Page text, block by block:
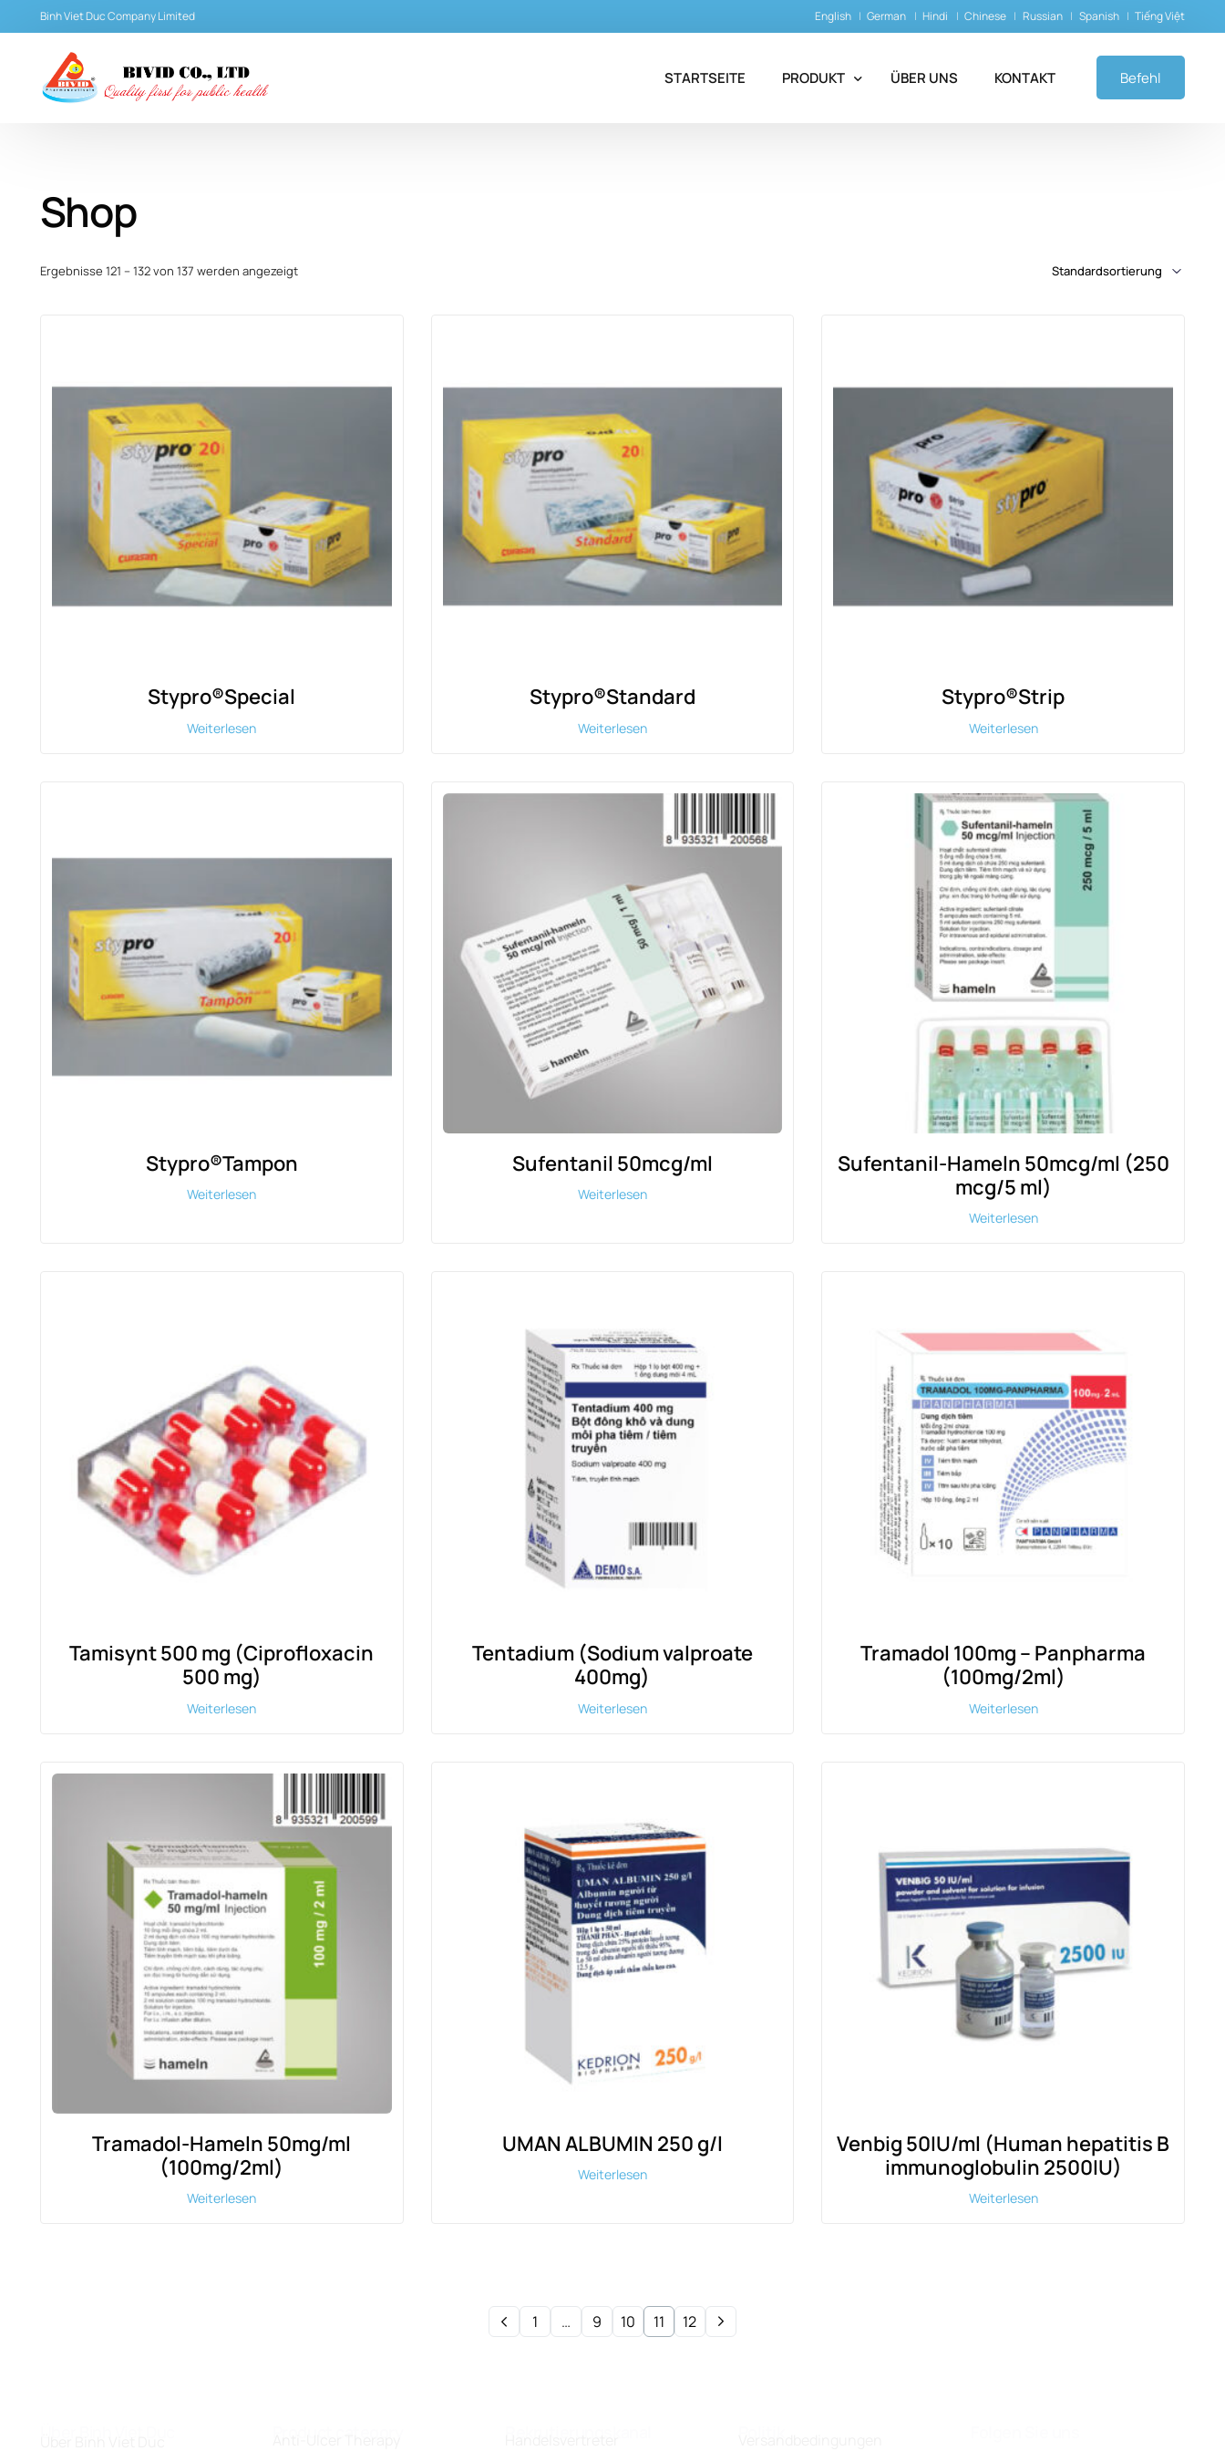
Binh Viet Duc Company Limited English German Hindi Chinese Russian Spanish Tiếng Việt
STARTSEITE PRODUKT ÜBER UNS KONTAKT Befehl
Shop
Ergebnisse 121 – 132 von 137 werden angezeigt
Stypro®Special
Weiterlesen
Stypro®Standard
Weiterlesen
Stypro®Strip
Weiterlesen
Stypro®Tampon
Weiterlesen
Sufentanil 50mcg/ml
Weiterlesen
Sufentanil-Hameln 50mcg/ml (250
mcg/5 ml)
Weiterlesen
Tamisynt 500 mg (Ciprofloxacin
500 mg)
Weiterlesen
Tentadium (Sodium valproate
400mg)
Weiterlesen
Tramadol 100mg – Panpharma
(100mg/2ml)
Weiterlesen
Tramadol-Hameln 50mg/ml
(100mg/2ml)
Weiterlesen
UMAN ALBUMIN 250 g/l
Weiterlesen
Venbig 50IU/ml (Human hepatitis B
immunoglobulin 2500IU)
Weiterlesen
1 … 9 10 11 12